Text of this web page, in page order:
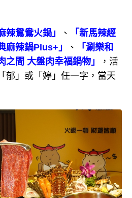
辣鴛鴦火鍋」 、
「新馬辣經
麻辣鍋Plus+」
、
「涮樂和
之間 大盤肉幸福鍋物」
，活
郁」或「婷」任一字，當天